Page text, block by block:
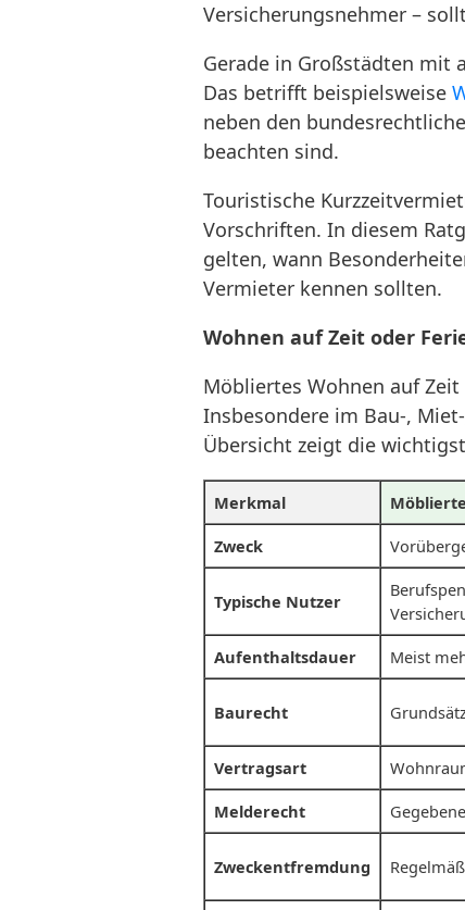
Versicherungsnehmer –
Gerade in Großstädten mit
Das betrifft beispielsweise
neben den
beachten sind.
Touristische
Vorschriften. In diesem
gelten, wann
Vermieter kennen sollten.
Wohnen auf Zeit oder
Möbliertes Wohnen auf
Insbesondere im Bau-,
Übersicht zeigt die
Merkmal
Zweck
Typische Nutzer
Aufenthaltsdauer Meist
Baurecht
Vertragsart
Melderecht
Zweckentfremdung